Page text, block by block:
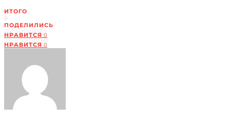
ИТОГО
0
ПОДЕЛИЛИСЬ
НРАВИТСЯ 0
НРАВИТСЯ 0